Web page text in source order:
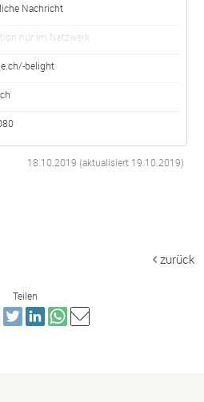
Nachricht
nur im Netzwerk
belight
18.10.2019 (aktualisiert 19.10.2019)
zurück
Teilen